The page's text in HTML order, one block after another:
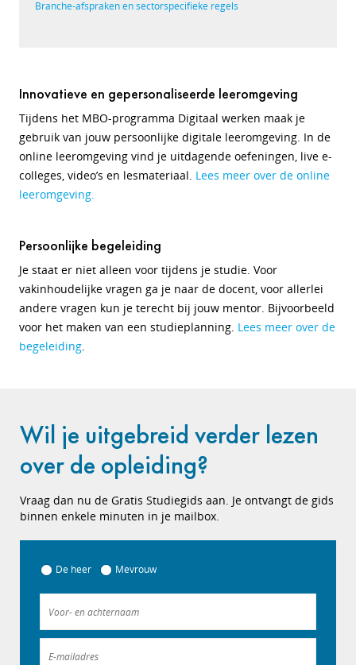
Branche-afspraken en sectorspecifieke regels
Innovatieve en gepersonaliseerde leeromgeving
Tijdens het MBO-programma Digitaal werken maak je
gebruik van jouw persoonlijke digitale leeromgeving. In de
online leeromgeving vind je uitdagende oefeningen, live e-
colleges, video’s en lesmateriaal. Lees meer over de online
leeromgeving.
Persoonlijke begeleiding
Je staat er niet alleen voor tijdens je studie. Voor
vakinhoudelijke vragen ga je naar de docent, voor allerlei
andere vragen kun je terecht bij jouw mentor. Bijvoorbeeld
voor het maken van een studieplanning. Lees meer over de
begeleiding.
Wil je uitgebreid verder lezen
over de opleiding?
Vraag dan nu de Gratis Studiegids aan. Je ontvangt de gids
binnen enkele minuten in je mailbox.
De heer Mevrouw